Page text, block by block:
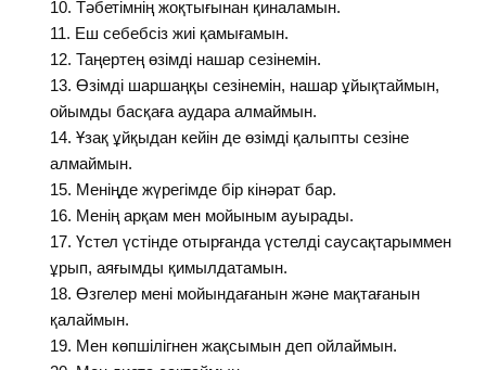
Тәбетімнің жоқтығынан қиналамын.
Еш себебсіз жиі қамығамын.
Таңертең өзімді нашар сезінемін.
Өзімді шаршаңқы сезінемін, нашар ұйықтаймын,
ойымды басқаға аудара алмаймын.
Ұзақ ұйқыдан кейін де өзімді қалыпты сезіне
алмаймын.
Меніңде жүрегімде бір кінәрат бар.
Менің арқам мен мойыным ауырады.
Үстел үстінде отырғанда үстелді саусақтарыммен
ұрып, аяғымды қимылдатамын.
Өзгелер мені мойындағанын және мақтағанын
қалаймын.
Мен көпшілігнен жақсымын деп ойлаймын.